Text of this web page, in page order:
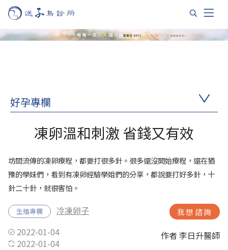
好孕專欄
凍卵溫和刺激 省錢又有效
坊間流傳的凍卵療程，都要打很多針。很多還沒開始療程，還在猶
豫的學妹們，看到有凍卵經驗學姐們的分享，都說要打好多針，十
針二十針，就很害怕。
生殖專欄 冷凍卵子 我想諮詢
2022-01-04
2022-01-04
作者 李日升醫師